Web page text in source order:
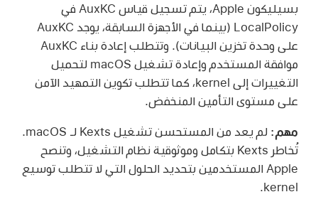
بسيليكون Apple، يتم تسجيل قياس AuxKC في
LocalPolicy (بينما في الأجهزة السابقة، يوجد AuxKC
على وحدة تخزين البيانات). وتتطلب إعادة بناء AuxKC
موافقة المستخدم وإعادة تشغيل macOS لتحميل
التغييرات إلى kernel، كما تتطلب تكوين التمهيد الآمن
على مستوى التأمين المنخفض.
مهم:
تُخاطر Kexts بتكامل وموثوقية نظام التشغيل، وتنصح
Apple المستخدمين بتحديد الحلول التي لا تتطلب توسيع
kernel.